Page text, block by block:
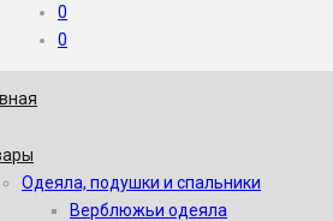
0
0
Одеяла, подушки и спальники
Верблюжьи одеяла